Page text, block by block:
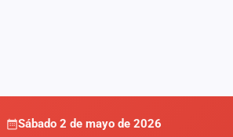
Sábado 2 de mayo de 2026